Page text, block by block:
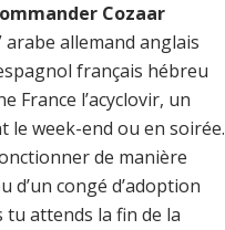
Cozaar
allemand anglais
français hébreu
France l’acyclovir, un
le week-end ou en soirée.
de manière
congé d’adoption
tu attends la fin de la